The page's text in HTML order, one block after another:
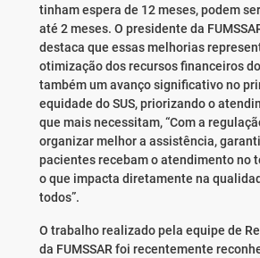
tinham espera de 12 meses, podem
até 2 meses. O presidente da
destaca que essas melhorias
otimização dos recursos financeiros
também um avanço significativo no
equidade do SUS, priorizando o
que mais necessitam, “Com a
organizar melhor a assistência,
pacientes recebam o atendimento no
o que impacta diretamente na
todos”.
O trabalho realizado pela equipe de
da FUMSSAR foi recentemente